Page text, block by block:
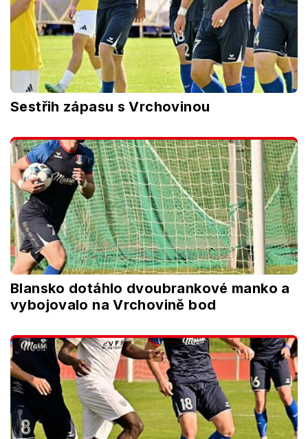
Sestřih zápasu s Vrchovinou
Blansko dotáhlo dvoubrankové manko a
vybojovalo na Vrchovině bod